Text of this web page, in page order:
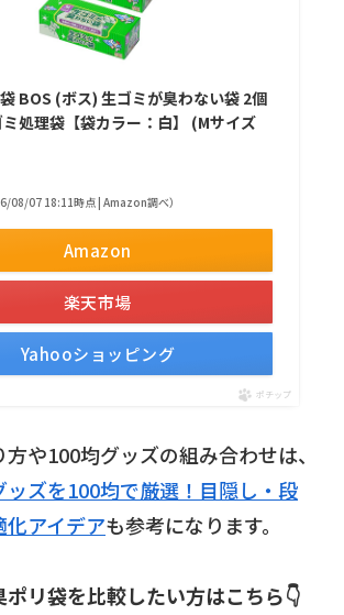
BOS (ボス) 生ゴミが臭わない袋 2個
処理袋【袋カラー：白】 (Mサイズ
08/07 18:11時点 | Amazon調べ）
Amazon
楽天市場
Yahooショッピング
ポチップ
や100均グッズの組み合わせは、
ッズを100均で厳選！目隠し・段
アイデアも参考になります。
リ袋を比較したい方はこちら👇